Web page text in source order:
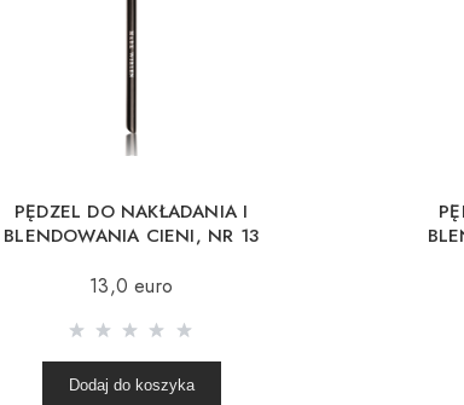
PĘDZEL DO NAKŁADANIA I
BLENDOWANIA CIENI, NR 13
13,0 euro
Dodaj do koszyka